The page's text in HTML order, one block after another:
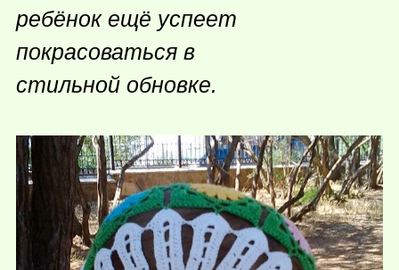
ребёнок ещё успеет
покрасоваться в
стильной обновке.